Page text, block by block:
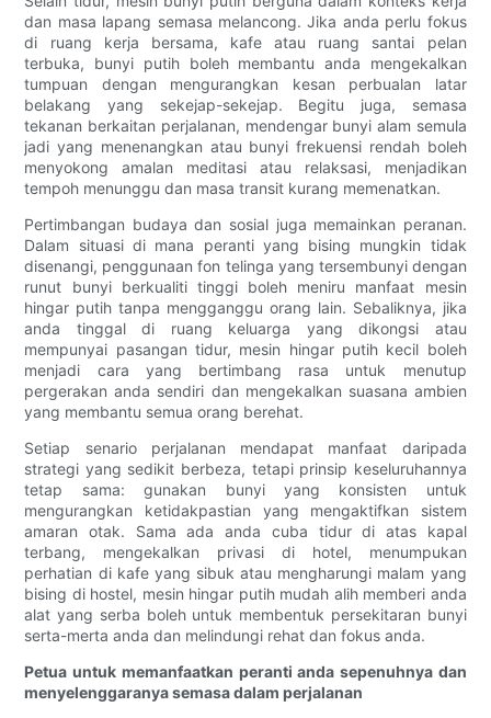
dan masa lapang semasa melancong. Jika anda perlu fokus
di ruang kerja bersama, kafe atau ruang santai pelan
terbuka, bunyi putih boleh membantu anda mengekalkan
tumpuan dengan mengurangkan kesan perbualan latar
belakang yang sekejap-sekejap. Begitu juga, semasa
tekanan berkaitan perjalanan, mendengar bunyi alam semula
jadi yang menenangkan atau bunyi frekuensi rendah boleh
menyokong amalan meditasi atau relaksasi, menjadikan
tempoh menunggu dan masa transit kurang memenatkan.
Pertimbangan budaya dan sosial juga memainkan peranan.
Dalam situasi di mana peranti yang bising mungkin tidak
disenangi, penggunaan fon telinga yang tersembunyi dengan
runut bunyi berkualiti tinggi boleh meniru manfaat mesin
hingar putih tanpa mengganggu orang lain. Sebaliknya, jika
anda tinggal di ruang keluarga yang dikongsi atau
mempunyai pasangan tidur, mesin hingar putih kecil boleh
menjadi cara yang bertimbang rasa untuk menutup
pergerakan anda sendiri dan mengekalkan suasana ambien
yang membantu semua orang berehat.
Setiap senario perjalanan mendapat manfaat daripada
strategi yang sedikit berbeza, tetapi prinsip keseluruhannya
tetap sama: gunakan bunyi yang konsisten untuk
mengurangkan ketidakpastian yang mengaktifkan sistem
amaran otak. Sama ada anda cuba tidur di atas kapal
terbang, mengekalkan privasi di hotel, menumpukan
perhatian di kafe yang sibuk atau mengharungi malam yang
bising di hostel, mesin hingar putih mudah alih memberi anda
alat yang serba boleh untuk membentuk persekitaran bunyi
serta-merta anda dan melindungi rehat dan fokus anda.
Petua untuk memanfaatkan peranti anda sepenuhnya dan
menyelenggaranya semasa dalam perjalanan